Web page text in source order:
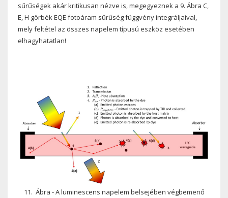
sűrűségek akár kritikusan nézve is, megegyeznek a 9. Ábra C,
E, H görbék EQE fotoáram sűrűség függvény integráljaival,
mely feltétel az összes napelem típusú eszköz esetében
elhagyhatatlan!
11. Ábra - A luminescens napelem belsejében végbemenő